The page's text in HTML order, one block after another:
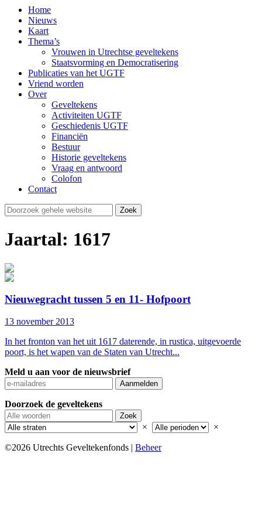
Home
Nieuws
Kaart
Thema’s
Vrouwen in Utrechtse geveltekens
Staatsvorming en Democratisering
Publicaties van het UGTF
Vriend worden
Over
Geveltekens
Activiteiten UGTF
Geschiedenis UGTF
Financiën
Bestuur
Historie geveltekens
Vraag en antwoord
Colofon
Contact
Jaartal: 1617
Nieuwegracht tussen 5 en 11- Hofpoort
13 november 2013
In het fronton van het uit 1617 daterende, in rustica, uitgevoerde
poort, is het wapen van de Staten van Utrecht...
Meld u aan voor de nieuwsbrief
Doorzoek de geveltekens
× ×
©2026 Utrechts Geveltekenfonds | Beheer